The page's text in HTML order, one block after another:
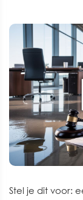
Stel je dit voor: